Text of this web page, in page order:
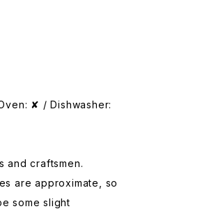
✘ / Dishwasher:
and craftsmen.
are approximate, so
some slight